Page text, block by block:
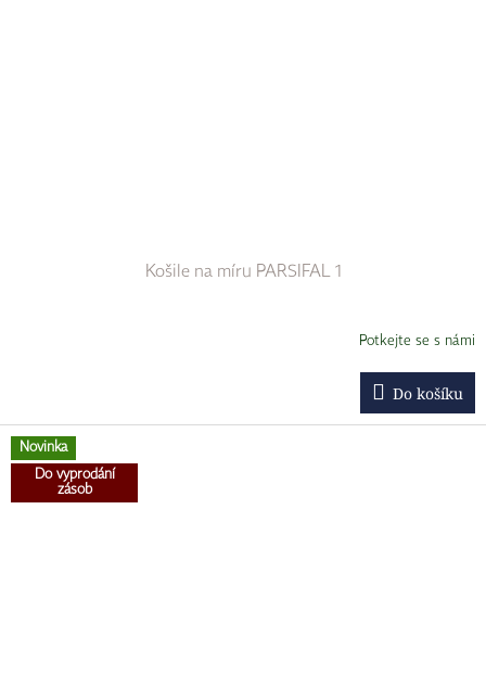
Košile na míru PARSIFAL 1
Potkejte se s námi
Do košíku
Novinka
Do vyprodání
zásob